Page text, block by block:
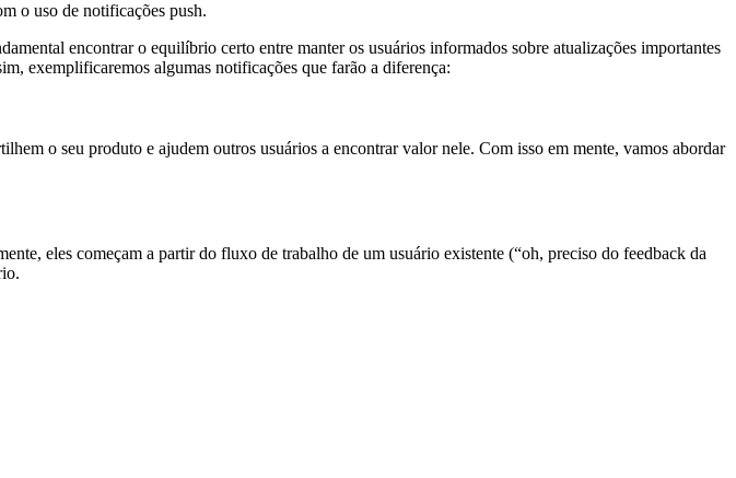
o uso de notificações push.
encontrar o equilíbrio certo entre manter os usuários informados sobre atualizações importantes
exemplificaremos algumas notificações que farão a diferença:
o seu produto e ajudem outros usuários a encontrar valor nele. Com isso em mente, vamos abordar
eles começam a partir do fluxo de trabalho de um usuário existente (“oh, preciso do feedback da